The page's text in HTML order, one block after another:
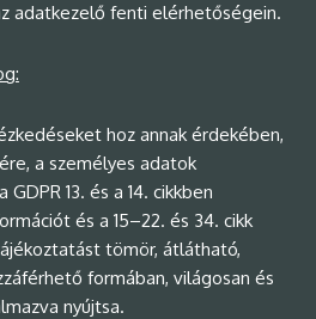
adatkezelő fenti elérhetőségein.
hoz annak érdekében,
a személyes adatok
13. és a 14. cikkben
és a 15–22. és 34. cikk
tömör, átlátható,
formában, világosan és
nyújtsa.